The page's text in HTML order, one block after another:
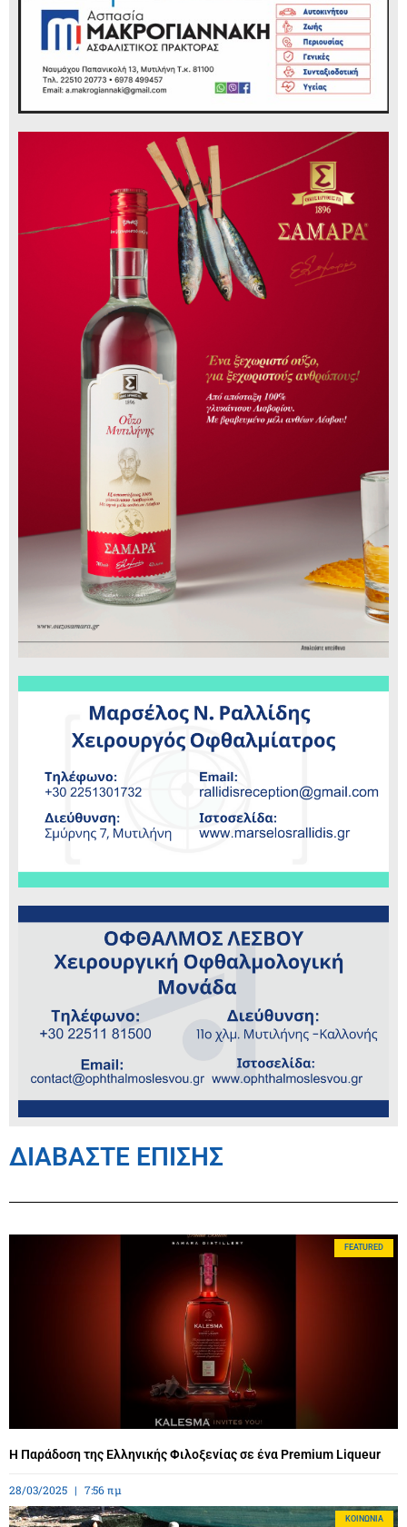
ΔΙΑΒΑΣΤΕ ΕΠΙΣΗΣ
FEATURED
Η Παράδοση της Ελληνικής Φιλοξενίας σε ένα Premium Liqueur
28/03/2025 7:56 πμ
ΚΟΙΝΩΝΊΑ